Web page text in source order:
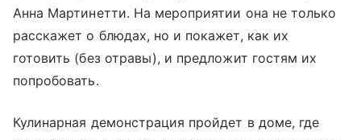
Анна Мартинетти. На мероприятии она не только
расскажет о блюдах, но и покажет, как их
готовить (без отравы), и предложит гостям их
попробовать.
Кулинарная демонстрация пройдет в доме, где